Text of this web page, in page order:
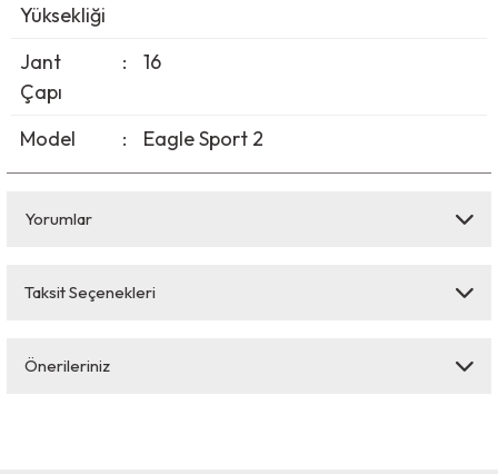
Yüksekliği
Jant
Çapı
: 16
Model : Eagle Sport 2
Yorumlar
Bu ürüne ilk yorumu siz yapın!
Taksit Seçenekleri
Önerileriniz